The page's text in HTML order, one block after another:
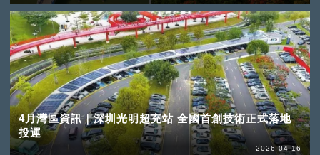
4月灣區資訊｜深圳光明超充站 全國首創技術正式落地
投運
2026-04-16